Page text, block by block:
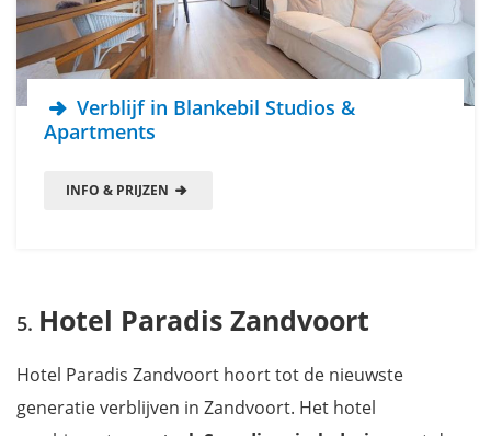
Verblijf in Blankebil Studios &
Apartments
INFO & PRIJZEN
Hotel Paradis Zandvoort
Hotel Paradis Zandvoort hoort tot de nieuwste
generatie verblijven in Zandvoort. Het hotel